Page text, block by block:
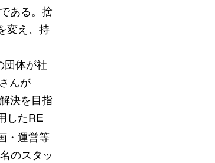
ある。捨
変え、持
団体が社
んが
決を目指
したRE
・運営等
のスタッ